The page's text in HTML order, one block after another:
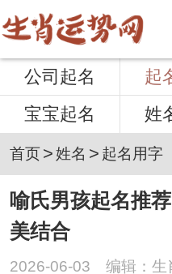
公司起名 起
宝宝起名
姓
首页>姓名 > 起名用字
喻氏男孩起名推
美结合
2026-06-03 编辑：